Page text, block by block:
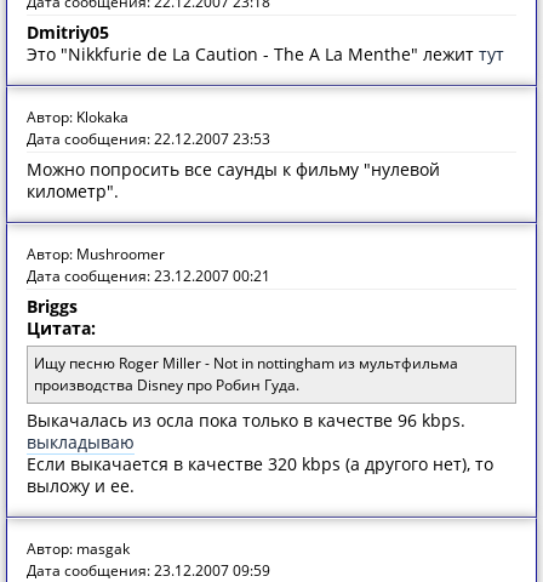
Dmitriy05
Это "Nikkfurie de La Caution - The A La Menthe" лежит тут
Автор: Klokaka
Дата сообщения: 22.12.2007 23:53
Можно попросить все саунды к фильму "нулевой
километр".
Автор: Mushroomer
Дата сообщения: 23.12.2007 00:21
Briggs
Цитата:
Ищу песню Roger Miller - Not in nottingham из мультфильма
производства Disney про Робин Гуда.
Выкачалась из осла пока только в качестве 96 kbps.
выкладываю
Если выкачается в качестве 320 kbps (а другого нет), то
выложу и ее.
Автор: masgak
Дата сообщения: 23.12.2007 09:59